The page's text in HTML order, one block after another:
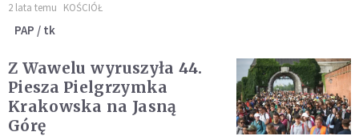
2 lata temu KOŚCIÓŁ
PAP / tk
Z Wawelu wyruszyła 44.
Piesza Pielgrzymka
Krakowska na Jasną
Górę